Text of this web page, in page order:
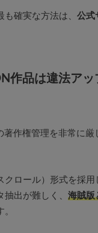
確実な方法は、 公式
作品は違法ア
著作権管理を非常に厳
クロール）形式を採用
出が難しく、 海賊版